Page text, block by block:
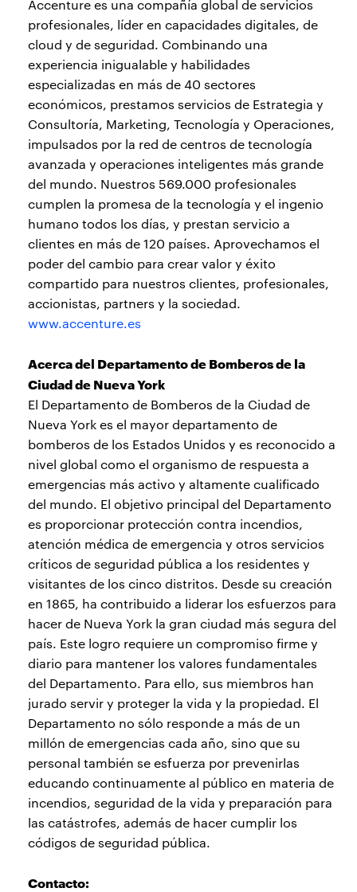
Accenture es una compañía global de servicios
profesionales, líder en capacidades digitales, de
cloud y de seguridad. Combinando una
experiencia inigualable y habilidades
especializadas en más de 40 sectores
económicos, prestamos servicios de Estrategia y
Consultoría, Marketing, Tecnología y Operaciones,
impulsados por la red de centros de tecnología
avanzada y operaciones inteligentes más grande
del mundo. Nuestros 569.000 profesionales
cumplen la promesa de la tecnología y el ingenio
humano todos los días, y prestan servicio a
clientes en más de 120 países. Aprovechamos el
poder del cambio para crear valor y éxito
compartido para nuestros clientes, profesionales,
accionistas, partners y la sociedad.
www.accenture.es
Acerca del Departamento de Bomberos de la
Ciudad de Nueva York
El Departamento de Bomberos de la Ciudad de
Nueva York es el mayor departamento de
bomberos de los Estados Unidos y es reconocido a
nivel global como el organismo de respuesta a
emergencias más activo y altamente cualificado
del mundo. El objetivo principal del Departamento
es proporcionar protección contra incendios,
atención médica de emergencia y otros servicios
críticos de seguridad pública a los residentes y
visitantes de los cinco distritos. Desde su creación
en 1865, ha contribuido a liderar los esfuerzos para
hacer de Nueva York la gran ciudad más segura del
país. Este logro requiere un compromiso firme y
diario para mantener los valores fundamentales
del Departamento. Para ello, sus miembros han
jurado servir y proteger la vida y la propiedad. El
Departamento no sólo responde a más de un
millón de emergencias cada año, sino que su
personal también se esfuerza por prevenirlas
educando continuamente al público en materia de
incendios, seguridad de la vida y preparación para
las catástrofes, además de hacer cumplir los
códigos de seguridad pública.
Contacto: